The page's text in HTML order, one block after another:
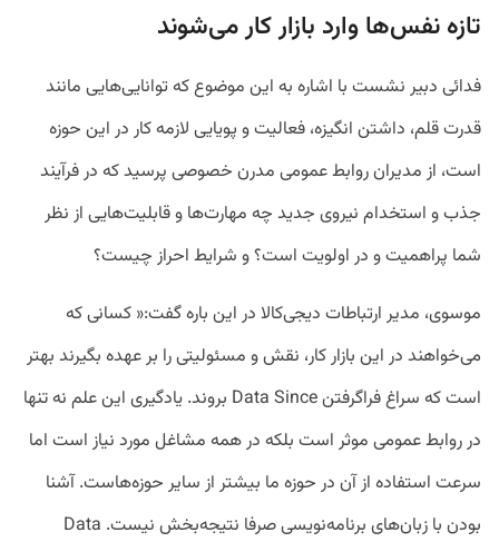
تازه نفس‌ها وارد بازار کار می‌شوند
فدائی دبیر نشست با اشاره به این موضوع که توانایی‌هایی مانند
قدرت قلم، داشتن انگیزه، فعالیت و پویایی لازمه کار در این حوزه
است، از مدیران روابط عمومی مدرن خصوصی پرسید که در فرآیند
جذب و استخدام نیروی جدید چه مهارت‌ها و قابلیت‌هایی از نظر
شما پراهمیت و در اولویت است؟ و شرایط احراز چیست؟
موسوی، مدیر ارتباطات دیجی‌کالا در این باره گفت:« کسانی که
می‌خواهند در این بازار کار، نقش و مسئولیتی را بر عهده بگیرند بهتر
است که سراغ فراگرفتن Data Since بروند. یادگیری این علم نه تنها
در روابط عمومی موثر است بلکه در همه مشاغل مورد نیاز است اما
سرعت استفاده از آن در حوزه ما بیشتر از سایر حوزه‌هاست. آشنا
بودن با زبان‌های برنامه‌نویسی صرفا نتیجه‌بخش نیست. Data